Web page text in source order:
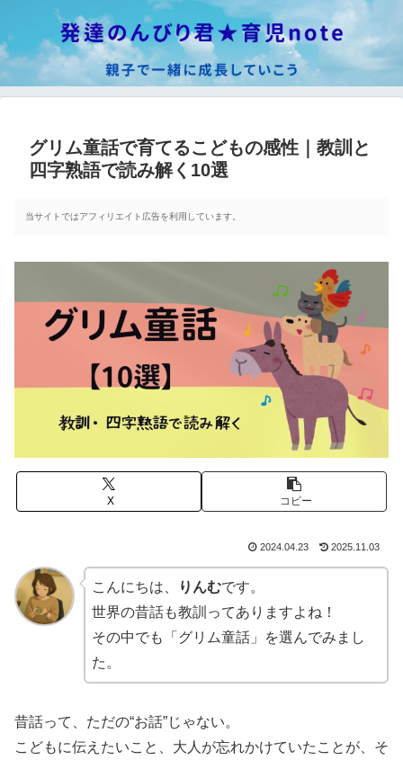
グリム童話で育てるこどもの感性｜教訓と
四字熟語で読み解く10選
当サイトではアフィリエイト広告を利用しています。
X コピー
2024.04.23 2025.11.03
こんにちは、 りんむです。
世界の昔話も教訓ってありますよね！
その中でも「グリム童話」を選んでみまし
た。
昔話って、ただの“お話”じゃない。
こどもに伝えたいこと、大人が忘れかけていたことが、そ